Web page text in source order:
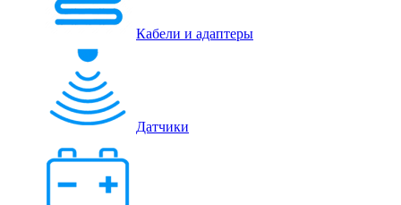
Кабели и адаптеры
Датчики